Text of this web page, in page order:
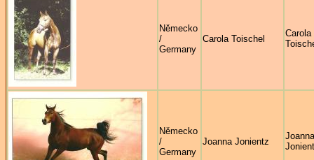
Německo
/
Germany
Carola Toischel
Carola
Německo
/
Germany
Joanna Jonientz
Joanna